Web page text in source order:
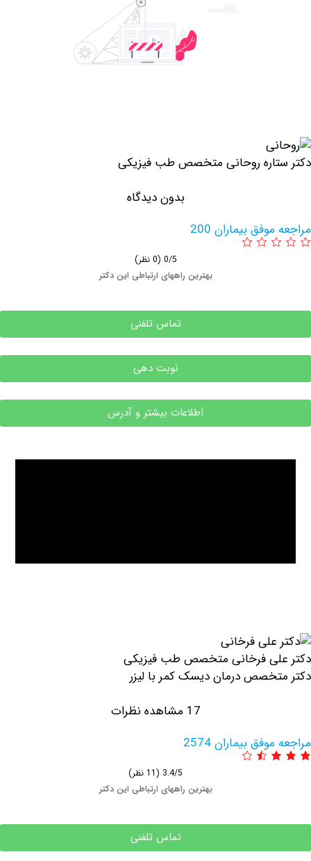
روحانی متخصص طب فیزیکی
بدون دیدگاه
بیماران 200
بهترین راههای ارتباطی این دکتر
تماس تلفنی
نوبت دهی
اطلاعات بیشتر و آدرس
فرخانی متخصص طب فیزیکی
درمان دیسک کمر با لیزر
بیماران 2574
بهترین راههای ارتباطی این دکتر
تماس تلفنی